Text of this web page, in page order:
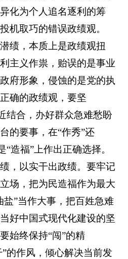
化为个人追名逐利的筹
机取巧的错误政绩观。
绩，本质上是政绩观扭
主义作祟，贻误的是事业
府形象，侵蚀的是党的执
确的政绩观，要坚
结合，办好群众急难愁盼
的要事，在“作秀”还
“造福”上作出正确选择。
，以实干出政绩。要牢记
场，把为民造福作为最大
盐”当作大事，把百姓急难
好中国式现代化建设的坚
始终保持“闯”的精
”的作风，倾心解决当前发